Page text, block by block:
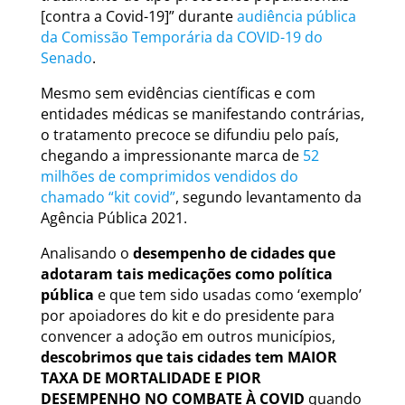
[contra a Covid-19]” duranteaudiência pública
da Comissão Temporária da COVID-19 do
Senado.
Mesmo sem evidências científicas e com
entidades médicas se manifestando contrárias,
o tratamento precoce se difundiu pelo país,
chegando a impressionante marca de 52
milhões de comprimidos vendidos do
chamado “kit covid”, segundo levantamento da
Agência Pública 2021.
Analisando o desempenho de cidades que
adotaram tais medicações como política
pública e que tem sido usadas como ‘exemplo’
por apoiadores do kit e do presidente para
convencer a adoção em outros municípios,
descobrimos que tais cidades tem MAIOR
TAXA DE MORTALIDADE E PIOR
DESEMPENHO NO COMBATE À COVID quando